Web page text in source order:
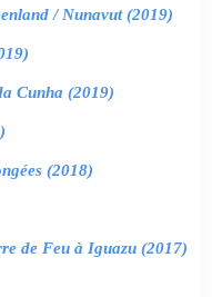
/ Nunavut (2019)
Cunha (2019)
(2018)
de Feu à Iguazu (2017)